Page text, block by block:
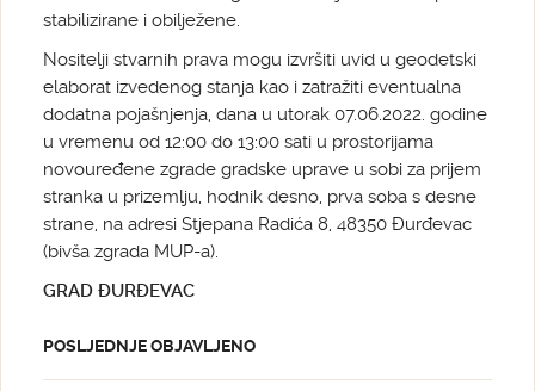
stabilizirane i obilježene.
Nositelji stvarnih prava mogu izvršiti uvid u geodetski
elaborat izvedenog stanja kao i zatražiti eventualna
dodatna pojašnjenja, dana u utorak 07.06.2022. godine
u vremenu od 12:00 do 13:00 sati u prostorijama
novouređene zgrade gradske uprave u sobi za prijem
stranka u prizemlju, hodnik desno, prva soba s desne
strane, na adresi Stjepana Radića 8, 48350 Đurđevac
(bivša zgrada MUP-a).
GRAD ĐURĐEVAC
POSLJEDNJE OBJAVLJENO